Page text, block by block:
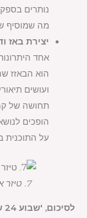
נותרים
מה שמוסיף
יצירת באז
הוא הבאזז
ועושים
תחושה של
הופכים
על התוכנית
7. טיזר איור של סיום הצוק, מעורר סקרנות